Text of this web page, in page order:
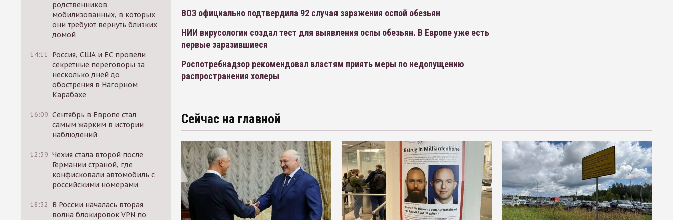
родственников
мобилизованных, в которых
они требуют вернуть близких
домой
14:11
Россия, США и ЕС провели
секретные переговоры за
несколько дней до
обострения в Нагорном
Карабахе
16:09 Сентябрь в Европе стал
самым жарким в истории
наблюдений
12:39 Чехия стала второй после
Германии страной, где
конфисковали автомобиль с
российскими номерами
18:32
В России началась вторая
волна блокировок VPN по
ВОЗ официально подтвердила 92 случая заражения оспой обезьян
НИИ вирусологии создал тест для выявления оспы обезьян. В Европе уже есть
первые заразившиеся
Роспотребнадзор рекомендовал властям приять меры по недопущению
распространения холеры
Сейчас на главной